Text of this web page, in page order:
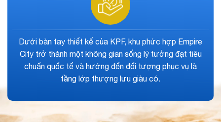
Chung Cư Empire City được quy hoạch thiết kế theo
đúng chuẩn quốc tế thiên về phong cách nghỉ dưỡng
tại gia, là khu phức hợp nhắm thẳng đến đối tượng
khách hàng trung lưu và thượng lưu.